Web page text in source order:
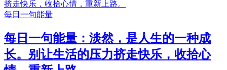
每日一句能量
每日一句能量：淡然，是人生的一种成
长。别让生活的压力挤走快乐，收拾心